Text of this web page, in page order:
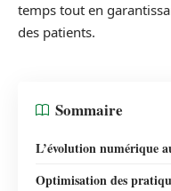
temps tout en
des patients.
Sommaire
L’évolution numérique
Optimisation des